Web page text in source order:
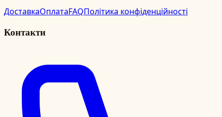
ДоставкаОплатаFAQПолітика конфіденційності
Контакти